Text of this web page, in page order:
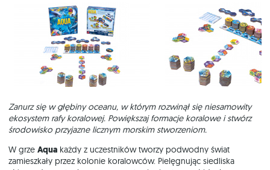
Zanurz się w głębiny oceanu, w którym rozwinął się niesamowity
ekosystem rafy koralowej. Powiększaj formacje koralowe i stwórz
środowisko przyjazne licznym morskim stworzeniom.
W grze Aqua każdy z uczestników tworzy podwodny świat
zamieszkały przez kolonie koralowców. Pielęgnując siedliska